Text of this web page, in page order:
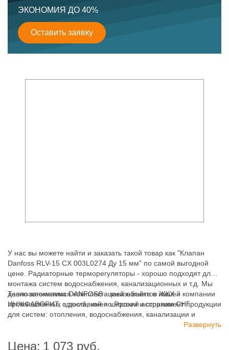
ЭКОНОМИЯ ДО 40%
Оставить заявку
У нас вы можете найти и заказать такой товар как "Клапан
Danfoss RLV-15 CX 003L0274 Ду 15 мм" по самой выгодной
цене. Радиаторные терморегуляторы - хорошо подходят для
монтажа систем водоснабжения, канализационных и т.д. Мы
давно занимаемся комплектацией объектов ЖКХ и
промышленных зданий, имея широкий ассортимент продукции
для систем: отопления, водоснабжения, канализации и
Теплоавтоматика DANFOSS - заказывайте в нашей компании
ИНЖФАВОРИТ, с доставкой по России и странам СНГ.
Развернуть
Цена: 1 073 руб.